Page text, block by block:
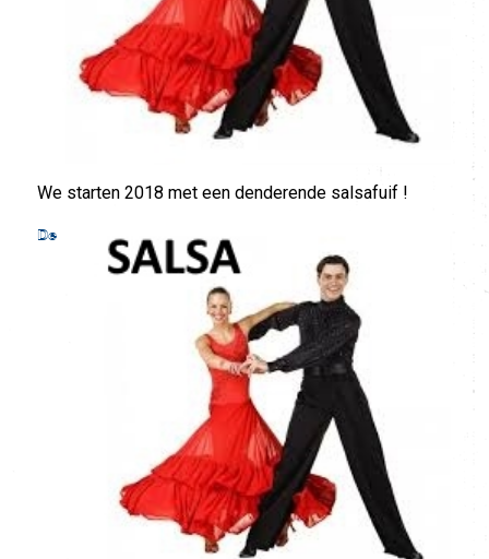
We starten 2018 met een denderende salsafuif !
De